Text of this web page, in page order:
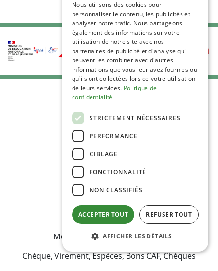
C.G.V
Mentions Légales
Espace Professionnels
Nous contacter
Modes de règlement acceptés
Chèque, Virement, Espèces, Bons CAF, Chèques
Nous utilisons des cookies pour
personnaliser le contenu, les publicités et
analyser notre trafic. Nous partageons
également des informations sur votre
utilisation de notre site avec nos
partenaires de publicité et d'analyse qui
peuvent les combiner avec d'autres
informations que vous leur avez fournies ou
qu'ils ont collectées lors de votre utilisation
de leurs services. Politique de
confidentialité
STRICTEMENT NÉCESSAIRES
PERFORMANCE
CIBLAGE
FONCTIONNALITÉ
NON CLASSIFIÉS
ACCEPTER TOUT REFUSER TOUT
AFFICHER LES DÉTAILS